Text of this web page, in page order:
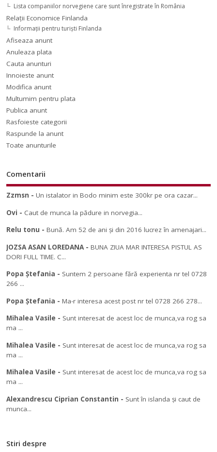
Lista companiilor norvegiene care sunt înregistrate în România
Relaţii Economice Finlanda
Informaţii pentru turişti Finlanda
Afiseaza anunt
Anuleaza plata
Cauta anunturi
Innoieste anunt
Modifica anunt
Multumim pentru plata
Publica anunt
Rasfoieste categorii
Raspunde la anunt
Toate anunturile
Comentarii
Zzmsn -Un istalator in Bodo minim este 300kr pe ora cazar...
Ovi - Caut de munca la pădure in norvegia...
Relu tonu -Bună. Am 52 de ani și din 2016 lucrez în amenajari...
JOZSA ASAN LOREDANA -BUNA ZIUA MAR INTERESA PISTUL AS
DORI FULL TIME. C...
Popa Ștefania - Suntem 2 persoane fără experienta nr tel 0728
266 ...
Popa Ștefania -Ma-r interesa acest post nr tel 0728 266 278...
Mihalea Vasile - Sunt interesat de acest loc de munca,va rog sa
ma ...
Mihalea Vasile - Sunt interesat de acest loc de munca,va rog sa
ma ...
Mihalea Vasile - Sunt interesat de acest loc de munca,va rog sa
ma ...
Alexandrescu Ciprian Constantin - Sunt în islanda și caut de
munca...
Stiri despre